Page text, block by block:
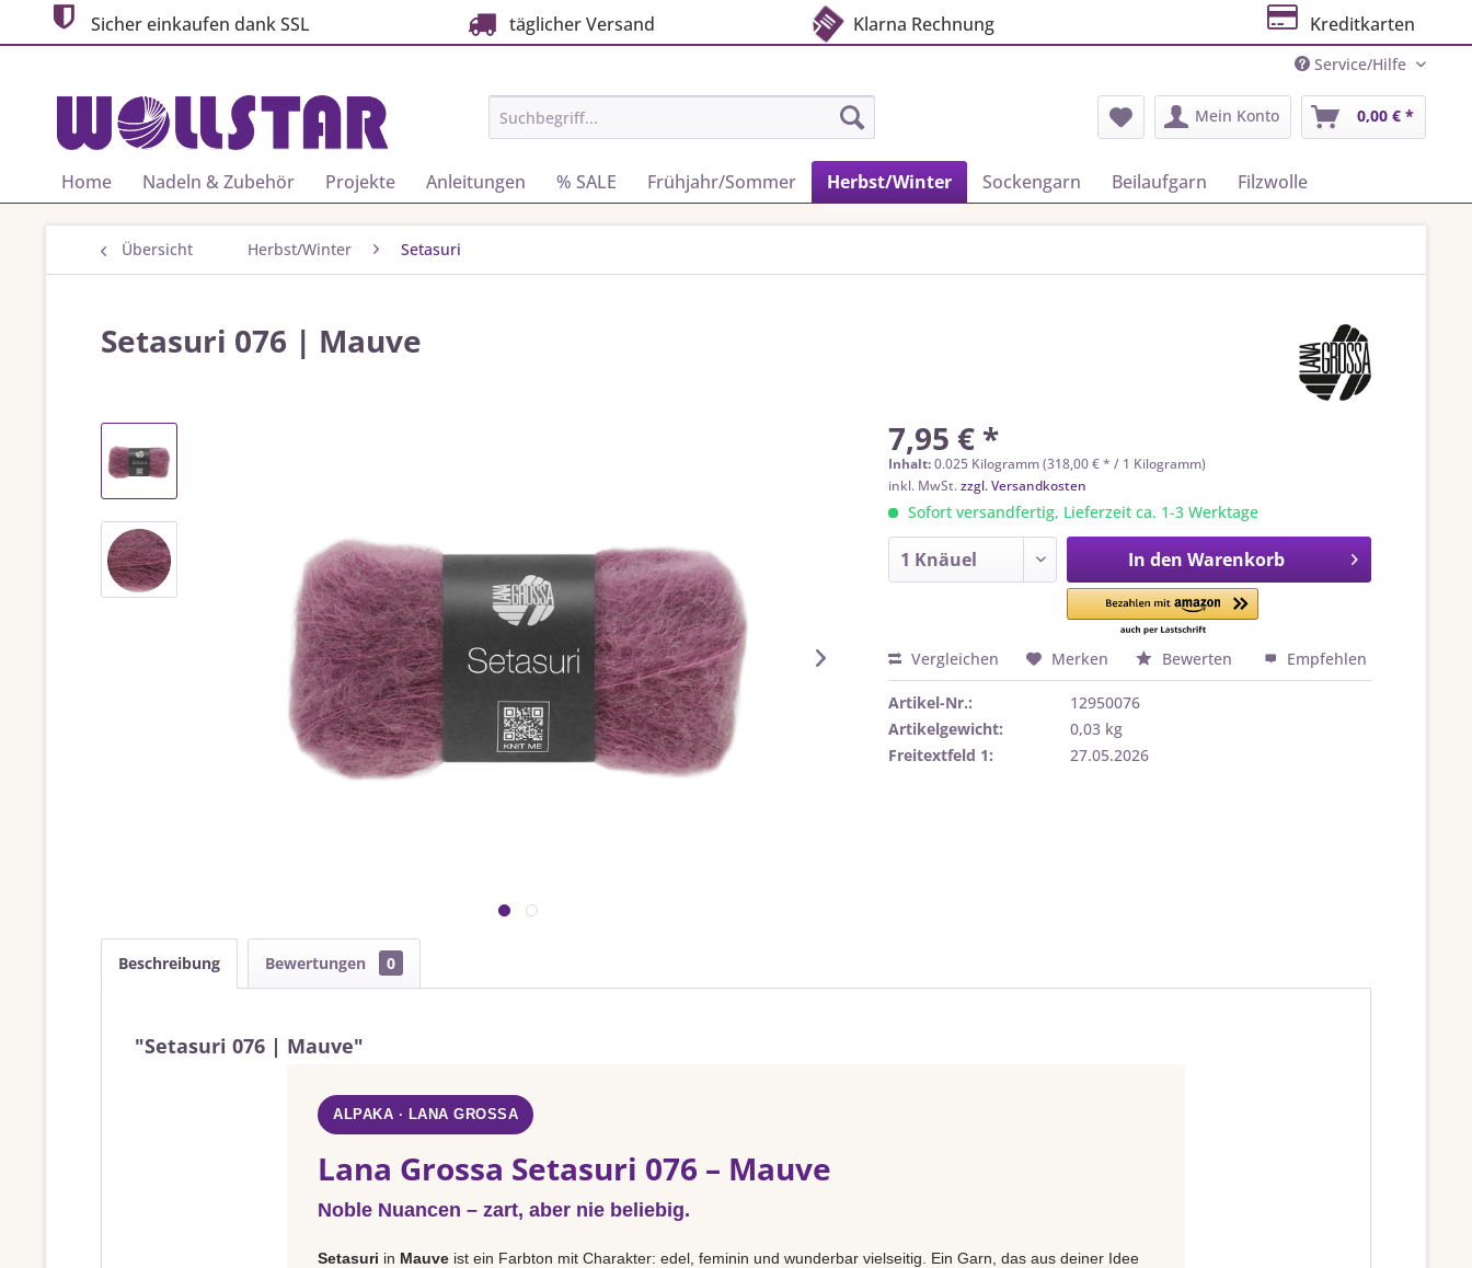
Sicher einkaufen dank SSL täglicher Versand Klarna Rechnung Kreditkarten
Service/Hilfe
Mein Konto 0,00 € *
Home Nadeln & Zubehör Projekte Anleitungen % SALE Frühjahr/Sommer Herbst/Winter Sockengarn Beilaufgarn Filzwolle
Übersicht Herbst/Winter Setasuri
Setasuri 076 | Mauve
7,95 € *
Inhalt:0.025 Kilogramm (318,00 € * / 1 Kilogramm)
inkl. MwSt.zzgl. Versandkosten
Sofort versandfertig, Lieferzeit ca. 1-3 Werktage
In den Warenkorb
Vergleichen Merken Bewerten Empfehlen
Artikel-Nr.:
12950076
Artikelgewicht:
0,03 kg
Freitextfeld 1:
27.05.2026
Beschreibung Bewertungen 0
"Setasuri 076 | Mauve"
ALPAKA · LANA GROSSA
Lana Grossa Setasuri 076 – Mauve
Noble Nuancen – zart, aber nie beliebig.
Setasuri in Mauve ist ein Farbton mit Charakter: edel, feminin und wunderbar vielseitig. Ein Garn, das aus deiner Idee